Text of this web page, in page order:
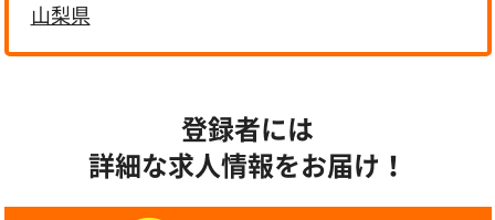
山梨県
登録者には
詳細な求人情報をお届け！